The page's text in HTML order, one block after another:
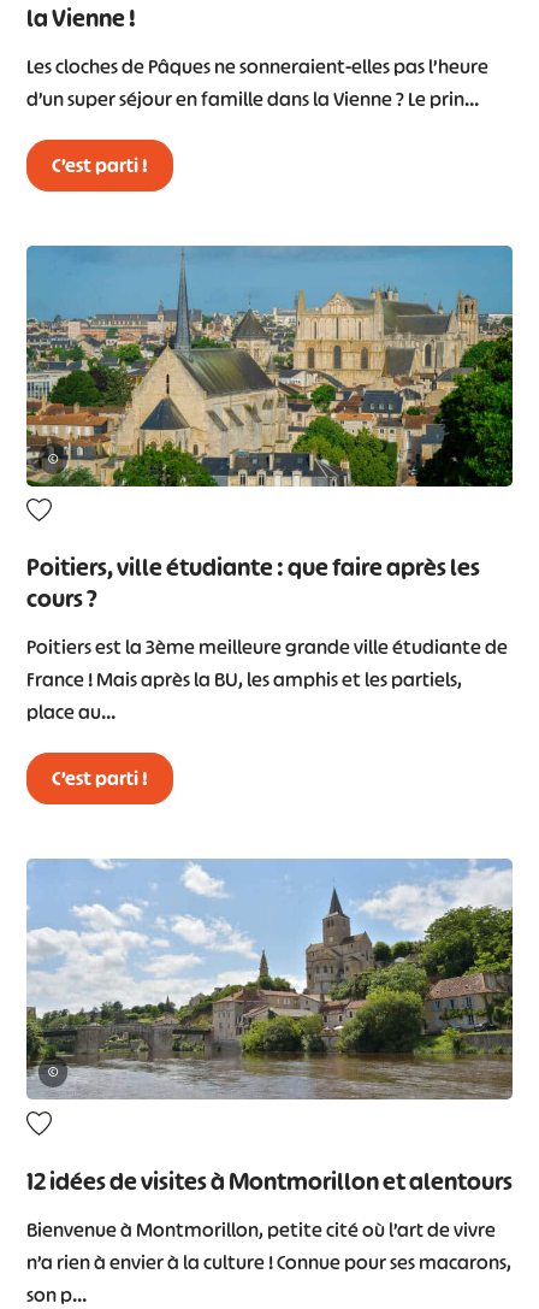
la Vienne !
Les cloches de Pâques ne sonneraient-elles pas l’heure
d’un super séjour en famille dans la Vienne ? Le prin…
C’est parti !
©
Poitiers, ville étudiante : que faire après les
cours ?
Poitiers est la 3ème meilleure grande ville étudiante de
France ! Mais après la BU, les amphis et les partiels,
place au…
C’est parti !
©
12 idées de visites à Montmorillon et alentours
Bienvenue à Montmorillon, petite cité où l’art de vivre
n’a rien à envier à la culture ! Connue pour ses macarons,
son p…